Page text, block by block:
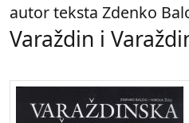
autor teksta Zdenko
Varaždin i